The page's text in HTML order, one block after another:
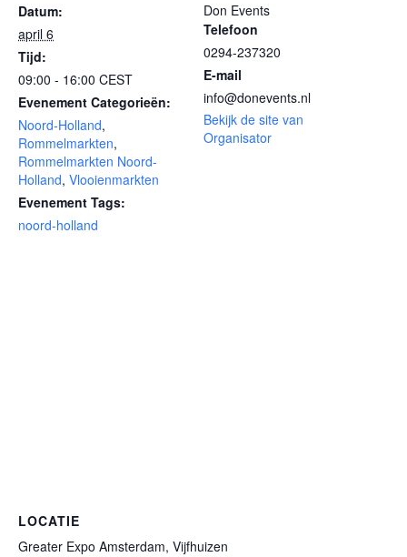
Datum:
april 6
Tijd:
09:00 - 16:00 CEST
Evenement Categorieën:
Noord-Holland,
Rommelmarkten,
Rommelmarkten Noord-
Holland, Vlooienmarkten
Evenement Tags:
noord-holland
Don Events
Telefoon
0294-237320
E-mail
info@donevents.nl
Bekijk de site van
Organisator
LOCATIE
Greater Expo Amsterdam, Vijfhuizen